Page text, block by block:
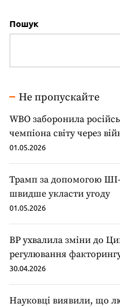
Пошук
Не пропускайте
WBO заборонила
чемпіона світу через
01.05.2026
Трамп за допомогою
швидше укласти угоду
01.05.2026
ВР ухвалила зміни до
регулювання
30.04.2026
Науковці виявили, що